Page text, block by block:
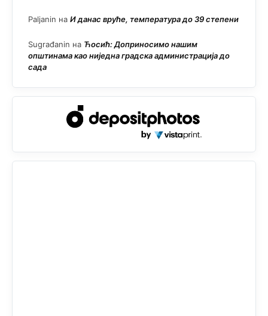
Paljanin на И данас вруће, температура до 39 степени
Sugrađanin на Ћосић: Доприносимо нашим
општинама као ниједна градска администрација до
сада